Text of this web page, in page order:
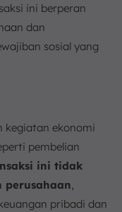
ini berperan
dan
sosial yang
kegiatan ekonomi
pembelian
ini tidak
perusahaan
pribadi dan